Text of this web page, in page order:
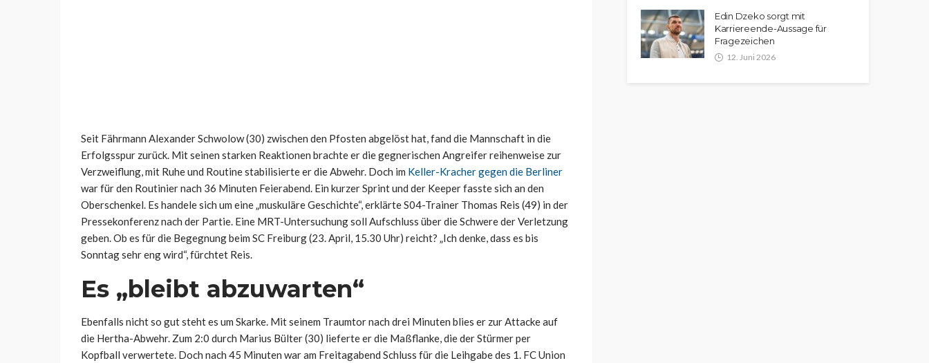
Seit Fährmann Alexander Schwolow (30) zwischen den Pfosten abgelöst hat, fand die Mannschaft in die
Erfolgsspur zurück. Mit seinen starken Reaktionen brachte er die gegnerischen Angreifer reihenweise zur
Verzweiflung, mit Ruhe und Routine stabilisierte er die Abwehr. Doch im Keller-Kracher gegen die Berliner
war für den Routinier nach 36 Minuten Feierabend. Ein kurzer Sprint und der Keeper fasste sich an den
Oberschenkel. Es handele sich um eine „muskuläre Geschichte“, erklärte S04-Trainer Thomas Reis (49) in der
Pressekonferenz nach der Partie. Eine MRT-Untersuchung soll Aufschluss über die Schwere der Verletzung
geben. Ob es für die Begegnung beim SC Freiburg (23. April, 15.30 Uhr) reicht? „Ich denke, dass es bis
Sonntag sehr eng wird“, fürchtet Reis.
Es „bleibt abzuwarten“
Ebenfalls nicht so gut steht es um Skarke. Mit seinem Traumtor nach drei Minuten blies er zur Attacke auf
die Hertha-Abwehr. Zum 2:0 durch Marius Bülter (30) lieferte er die Maßflanke, die der Stürmer per
Kopfball verwertete. Doch nach 45 Minuten war am Freitagabend Schluss für die Leihgabe des 1. FC Union
Edin Dzeko sorgt mit
Karriereende-Aussage für
Fragezeichen
12. Juni 2026